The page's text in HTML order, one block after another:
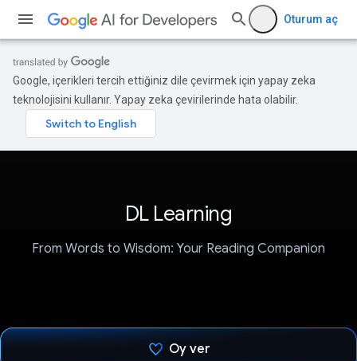
Oturum aç
Google, içerikleri tercih ettiğiniz dile çevirmek için yapay zeka
teknolojisini kullanır. Yapay zeka çevirilerinde hata olabilir.
DL Learning
From Words to Wisdom: Your Reading Companion
Oy ver